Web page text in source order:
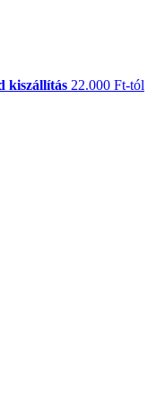
kiszállítás 22.000 Ft-tól